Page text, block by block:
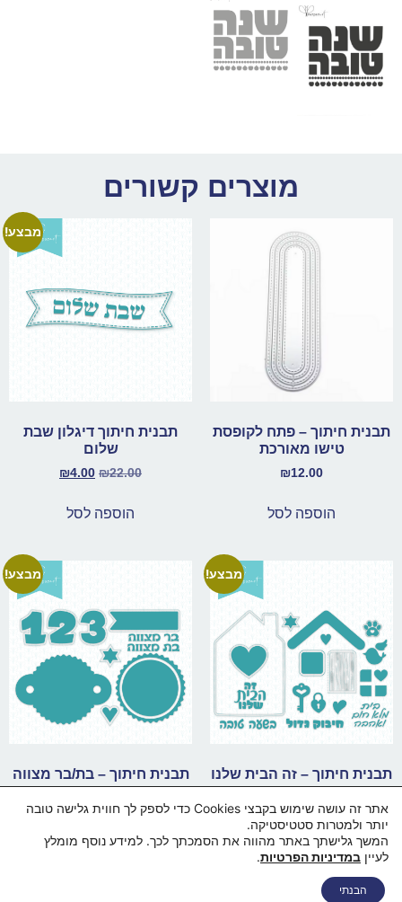
מוצרים קשורים
תבנית חיתוך – פתח לקופסת
טישו מאורכת
₪12.00
הוספה לסל
מבצע!
תבנית חיתוך דיגלון שבת
שלום
₪22.00
₪4.00
הוספה לסל
מבצע!
תבנית חיתוך – זה הבית שלנו
הוספה לסל
מבצע!
תבנית חיתוך – בת/בר מצווה
הוספה לסל
דף הבית
אתר זה עושה שימוש בקבצי Cookies כדי לספק לך חווית גלישה טובה
יותר ולמטרות סטטיסטיקה.
המשך גלישתך באתר מהווה את הסמכתך לכך. למידע נוסף מומלץ
לעיין במדיניות הפרטיות.
הבנתי